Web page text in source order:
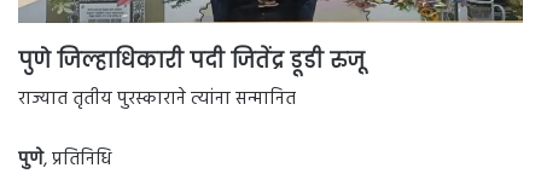
पुणे जिल्हाधिकारी पदी जितेंद्र डूडी रुजू
राज्यात तृतीय पुरस्काराने त्यांना सन्मानित
पुणे, प्रतिनिधि